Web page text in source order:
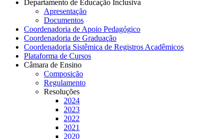
Departamento de Educação Inclusiva
Apresentação
Documentos
Coordenadoria de Apoio Pedagógico
Coordenadoria de Graduação
Coordenadoria Sistêmica de Registros Acadêmicos
Plataforma de Cursos
Câmara de Ensino
Composição
Regulamento
Resoluções
2024
2023
2022
2021
2020